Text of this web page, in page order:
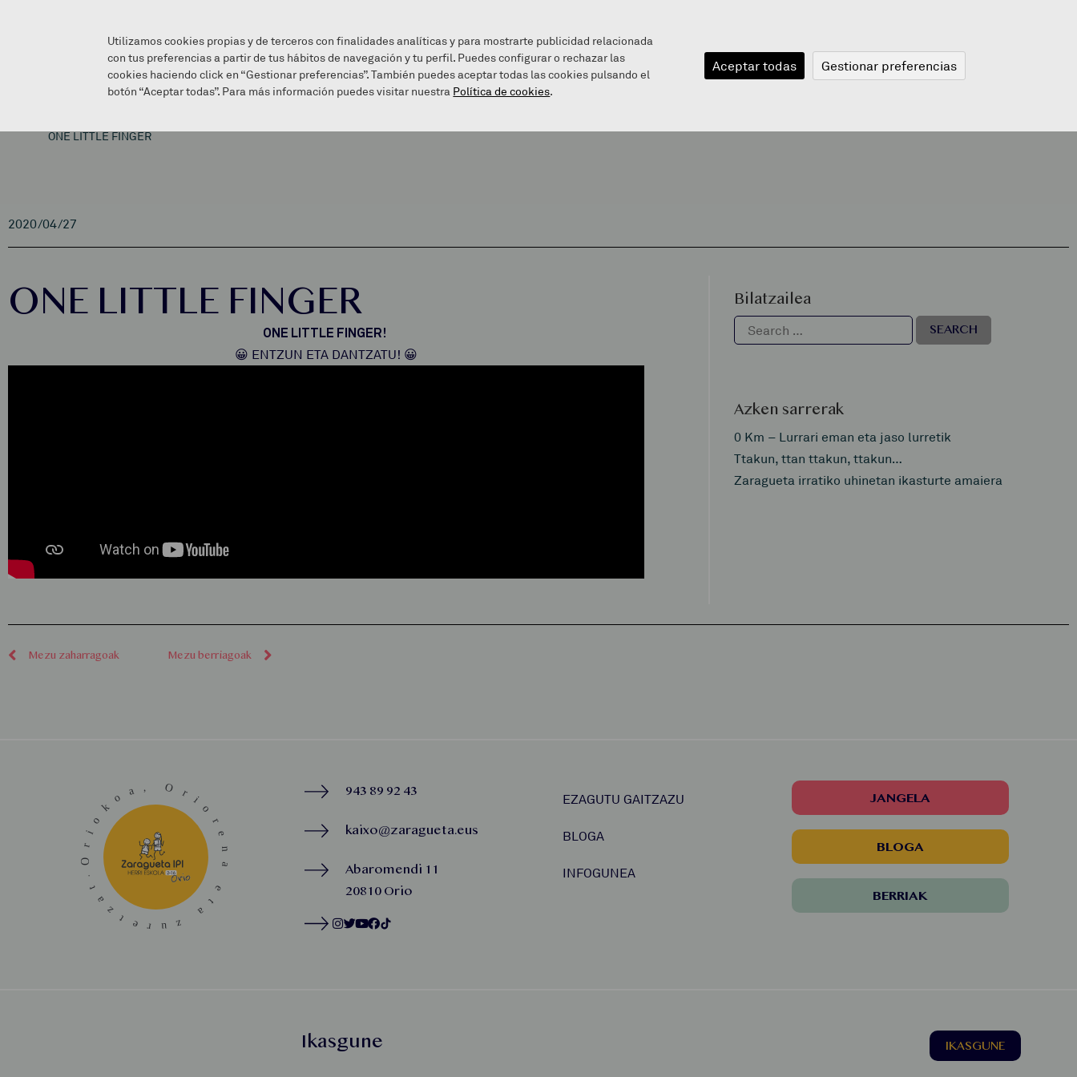
EZAGUTU GAITZAZU INFOGUNEA BALEAREN BIDEA JANGELA BLOGA BERRIAK
ONE LITTLE FINGER
2020/04/27
ONE LITTLE FINGER
ONE LITTLE FINGER!
😀 ENTZUN ETA DANTZATU! 😀
Bilatzailea
Azken sarrerak
0 Km – Lurrari eman eta jaso lurretik
Ttakun, ttan ttakun, ttakun…
Zaragueta irratiko uhinetan ikasturte amaiera
Mezu zaharragoak Mezu berriagoak
943 89 92 43
kaixo@zaragueta.eus
Abaromendi 11
20810 Orio
EZAGUTU GAITZAZU
BLOGA
INFOGUNEA
JANGELA
BLOGA
BERRIAK
Ikasgune IKASGUNE
Utilizamos cookies propias y de terceros con finalidades analíticas y para mostrarte publicidad relacionada
con tus preferencias a partir de tus hábitos de navegación y tu perfil. Puedes configurar o rechazar las
cookies haciendo click en “Gestionar preferencias”. También puedes aceptar todas las cookies pulsando el
botón “Aceptar todas”. Para más información puedes visitar nuestra Política de cookies.
Aceptar todas Gestionar preferencias